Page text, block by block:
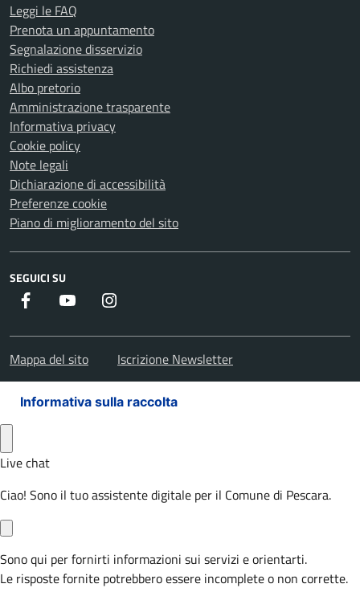
Leggi le FAQ
Prenota un appuntamento
Segnalazione disservizio
Richiedi assistenza
Albo pretorio
Amministrazione trasparente
Informativa privacy
Cookie policy
Note legali
Dichiarazione di accessibilità
Preferenze cookie
Piano di miglioramento del sito
SEGUICI SU
Facebook Youtube
Mappa del sito Iscrizione Newsletter
Informativa sulla raccolta